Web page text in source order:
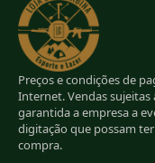
Preços e condições de
Internet. Vendas sujeitas
garantida a empresa a
digitação que possam
compra.